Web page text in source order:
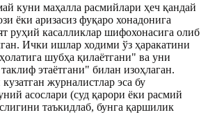
куни маҳалла расмийлари ҳеч қандай
ёки аризасиз фуқаро хонадонига
руҳий касалликлар шифохонасига олиб
Ички ишлар ходими ўз ҳаракатини
шубҳа қилаётгани" ва уни
этаётгани" билан изоҳлаган.
журналистлар эса бу
асослари (суд қарори ёки расмий
таъкидлаб, бунга қаршилик